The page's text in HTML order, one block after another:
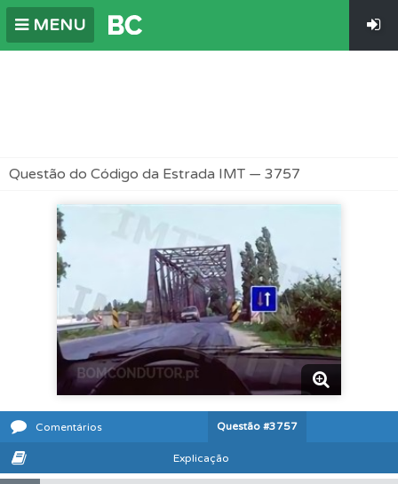
MENU
Questão do Código da Estrada IMT — 3757
Comentários Questão #3757
Explicação